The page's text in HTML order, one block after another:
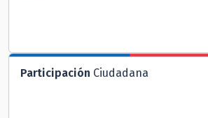
Participación Ciudadana